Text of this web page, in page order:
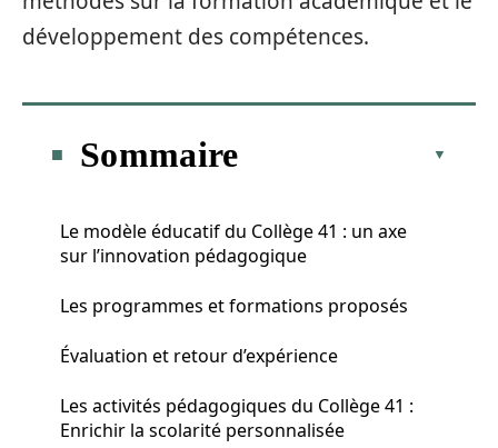
développement des compétences.
Sommaire
Le modèle éducatif du Collège 41 : un axe
sur l’innovation pédagogique
Les programmes et formations proposés
Évaluation et retour d’expérience
Les activités pédagogiques du Collège 41 :
Enrichir la scolarité personnalisée